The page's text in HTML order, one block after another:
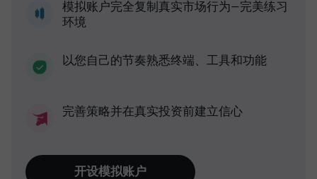
模拟账户完全复制真实市场行为—完美练习
环境
以您自己的节奏熟悉终端、工具和功能
完善策略并在真实投资前建立信心
开设模拟账户